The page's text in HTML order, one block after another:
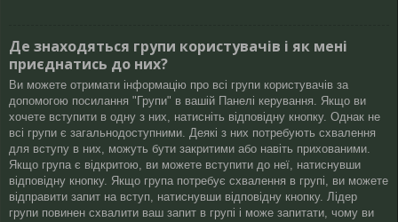
Де знаходяться групи користувачів і як мені
приєднатись до них?
Ви можете отримати інформацію про всі групи користувачів за
допомогою посилання "Групи" в вашій Панелі керування. Якщо ви
хочете вступити в одну з них, натисніть відповідну кнопку. Однак не
всі групи є загальнодоступними. Деякі з них потребують схвалення
для вступу в них, можуть бути закритими або навіть прихованими.
Якщо група є відкритою, ви можете вступити до неї, натиснувши
відповідну кнопку. Якщо група потребує схвалення в групі, ви можете
відправити запит на вступ, натиснувши відповідну кнопку. Лідер
групи повинен схвалити ваш запит в групі і може запитати, чому ви